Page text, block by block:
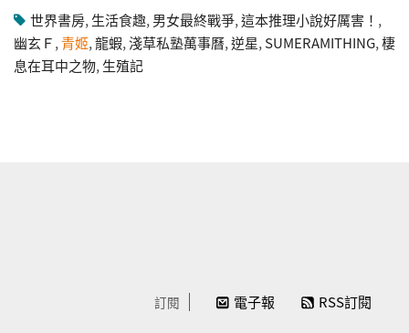
世界書房, 生活食趣, 男女最終戰爭,這本推理小說好厲害！ ,
幽玄Ｆ,青姬,龍蝦,淺草私塾萬事曆,逆星, SUMERAMITHING,棲
息在耳中之物, 生殖記
訂閱 電子報 RSS訂閱